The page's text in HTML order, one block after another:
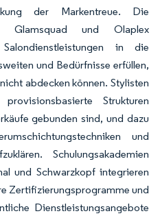
der Markentreue. Die
Glamsquad und Olaplex
in die
und Bedürfnisse erfüllen,
abdecken können. Stylisten
Strukturen
gebunden sind, und dazu
und
Schulungsakademien
und Schwarzkopf integrieren
Zertifizierungsprogramme und
Dienstleistungsangebote